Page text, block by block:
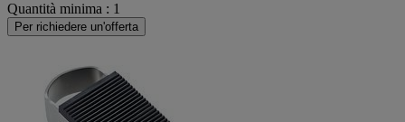
Quantità minima : 1
Per richiedere un'offerta